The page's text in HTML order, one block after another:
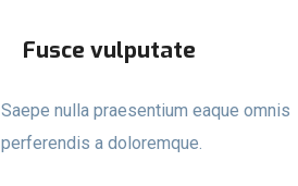
Fusce vulputate
Saepe nulla praesentium eaque omnis
perferendis a doloremque.